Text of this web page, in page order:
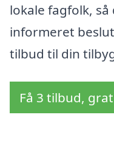
lokale fagfolk,
informeret
tilbud til din
Få 3 tilbud,